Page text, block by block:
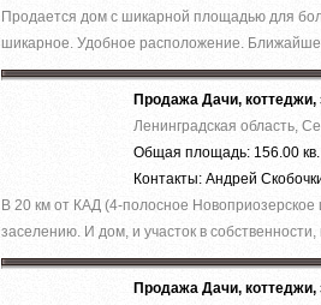
Продается дом с шикарной площадью для
шикарное. Удобное расположение.
Продажа Дачи,
Ленинградская область,
Общая площадь: 156.00
Контакты: Андрей
В 20 км от КАД (4-полосное
заселению. И дом, и участок в собственности,
Продажа Дачи,